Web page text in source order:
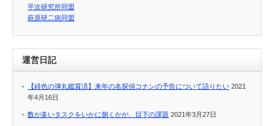
平次研究所同盟
萩原研二病同盟
運営日記
【緋色の弾丸鑑賞済】来年の名探偵コナンの予告について語りたい 2021
年4月16日
数が多いタスクをいかに捌くかが、目下の課題 2021年3月27日